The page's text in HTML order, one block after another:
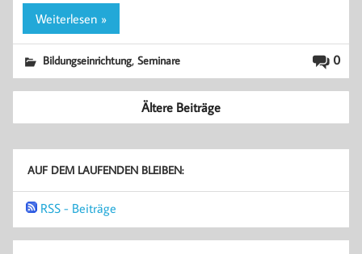
Weiterlesen »
0
Bildungseinrichtung,Seminare
Ältere Beiträge
AUF DEM LAUFENDEN BLEIBEN:
RSS - Beiträge